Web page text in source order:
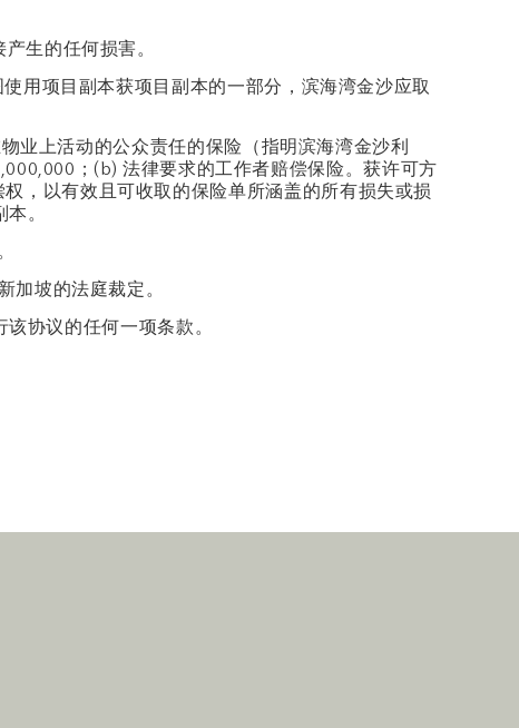
生的任何损害。
用项目副本获项目副本的一部分，滨海湾金沙应取
业上活动的公众责任的保险（指明滨海湾金沙利
；(b) 法律要求的工作者赔偿保险。获许可方
，以有效且可收取的保险单所涵盖的所有损失或损
。
加坡的法庭裁定。
协议的任何一项条款。